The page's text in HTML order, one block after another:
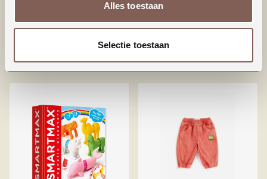
Alles toestaan
Selectie toestaan
Jenest | MARIE GILET
nieuw binnen